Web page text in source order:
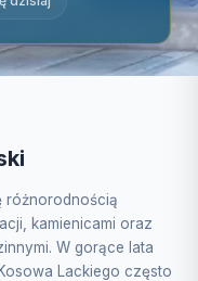
różnorodnością
kamienicami oraz
W gorące lata
Lackiego często